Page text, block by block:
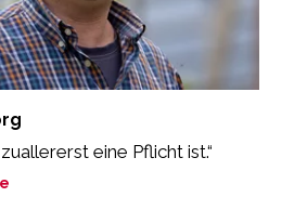
eine Pflicht ist.“